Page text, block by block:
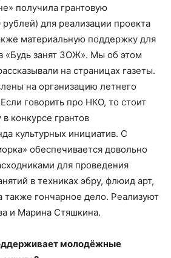
получила грантовую
для реализации проекта
материальную поддержку для
«Будь занят ЗОЖ». Мы об этом
на страницах газеты.
на организацию летнего
говорить про НКО, то стоит
конкурсе грантов
культурных инициатив. С
обеспечивается довольно
для проведения
в техниках эбру, флюид арт,
также гончарное дело. Реализуют
и Марина Стяшкина.
молодёжные